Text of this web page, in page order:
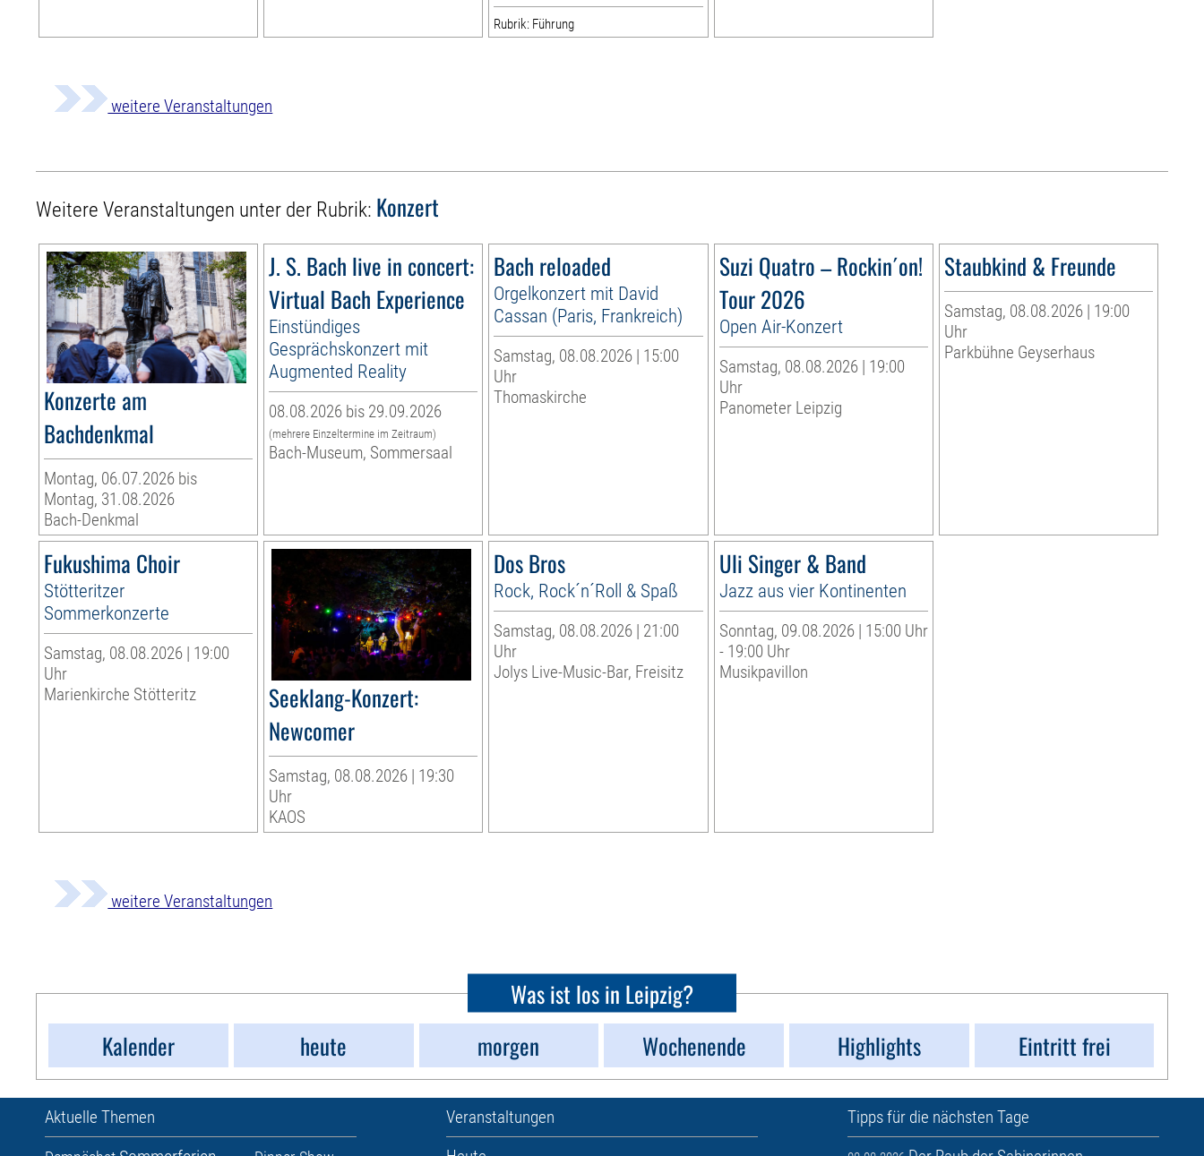
Rubrik: Führung
weitere Veranstaltungen
Weitere Veranstaltungen unter der Rubrik: Konzert
Konzerte am
Bachdenkmal
Montag, 06.07.2026 bis
Montag, 31.08.2026
Bach-Denkmal
J. S. Bach live in concert:
Virtual Bach Experience
Einstündiges
Gesprächskonzert mit
Augmented Reality
08.08.2026 bis 29.09.2026
(mehrere Einzeltermine im Zeitraum)
Bach-Museum, Sommersaal
Bach reloaded
Orgelkonzert mit David
Cassan (Paris, Frankreich)
Samstag, 08.08.2026 | 15:00
Uhr
Thomaskirche
Suzi Quatro – Rockin´on!
Tour 2026
Open Air-Konzert
Samstag, 08.08.2026 | 19:00
Uhr
Panometer Leipzig
Staubkind & Freunde
Samstag, 08.08.2026 | 19:00
Uhr
Parkbühne Geyserhaus
Fukushima Choir
Stötteritzer
Sommerkonzerte
Samstag, 08.08.2026 | 19:00
Uhr
Marienkirche Stötteritz
Seeklang-Konzert:
Newcomer
Samstag, 08.08.2026 | 19:30
Uhr
KAOS
Dos Bros
Rock, Rock´n´Roll & Spaß
Samstag, 08.08.2026 | 21:00
Uhr
Jolys Live-Music-Bar, Freisitz
Uli Singer & Band
Jazz aus vier Kontinenten
Sonntag, 09.08.2026 | 15:00 Uhr
- 19:00 Uhr
Musikpavillon
weitere Veranstaltungen
Was ist los in Leipzig?
Kalender
heute morgen Wochenende Highlights Eintritt frei
Aktuelle Themen
Veranstaltungen
Tipps für die nächsten Tage